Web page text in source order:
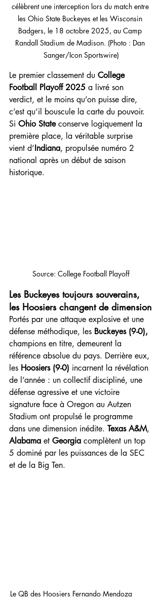
célèbrent une interception lors du match entre
les Ohio State Buckeyes et les Wisconsin
Badgers, le 18 octobre 2025, au Camp
Randall Stadium de Madison. (Photo : Dan
Sanger/Icon Sportswire)
Le premier classement du College
Football Playoff 2025 a livré son
verdict, et le moins qu’on puisse dire,
c’est qu’il bouscule la carte du pouvoir.
Si Ohio State conserve logiquement la
première place, la véritable surprise
vient d’Indiana, propulsée numéro 2
national après un début de saison
historique.
Source: College Football Playoff
Les Buckeyes toujours souverains,
les Hoosiers changent de dimension
Portés par une attaque explosive et une
défense méthodique, les Buckeyes (9-0),
champions en titre, demeurent la
référence absolue du pays. Derrière eux,
les Hoosiers (9-0) incarnent la révélation
de l’année : un collectif discipliné, une
défense agressive et une victoire
signature face à Oregon au Autzen
Stadium ont propulsé le programme
dans une dimension inédite. Texas A&M,
Alabama et Georgia complètent un top
5 dominé par les puissances de la SEC
et de la Big Ten.
Le QB des Hoosiers Fernando Mendoza